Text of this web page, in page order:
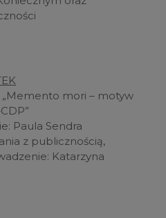
„Memento mori – motyw
Paula Sendra
z publicznością,
Katarzyna